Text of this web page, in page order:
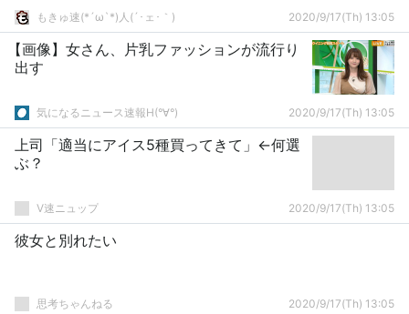
もきゅ速(*´ω`*)人(´･ェ･｀) 2020/9/17(Th) 13:05
【画像】女さん、片乳ファッションが流行り
出す
気になるニュース速報H(°∀°) 2020/9/17(Th) 13:05
上司「適当にアイス5種買ってきて」←何選
ぶ？
V速ニュップ 2020/9/17(Th) 13:05
彼女と別れたい
思考ちゃんねる 2020/9/17(Th) 13:05